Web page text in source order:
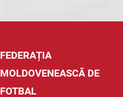
FEDERAȚIA
MOLDOVENEASCĂ DE
FOTBAL